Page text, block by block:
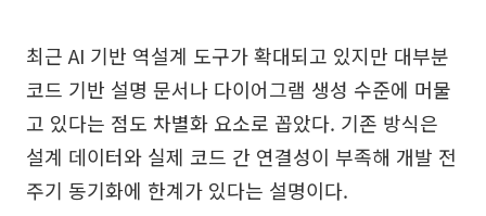
최근 AI 기반 역설계 도구가 확대되고 있지만 대부분
코드 기반 설명 문서나 다이어그램 생성 수준에 머물
고 있다는 점도 차별화 요소로 꼽았다. 기존 방식은
설계 데이터와 실제 코드 간 연결성이 부족해 개발 전
주기 동기화에 한계가 있다는 설명이다.